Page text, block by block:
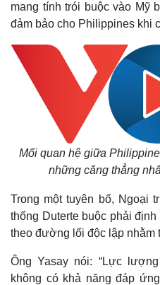
mang tính trói buộc vào Mỹ
đảm bảo cho Philippines khi
Mối quan hệ giữa
những căng thẳng
Trong một tuyên bố, Ngoại
thống Duterte buộc phải
theo đường lối độc lập nhằm
Ông Yasay nói: “Lực
không có khả năng đáp